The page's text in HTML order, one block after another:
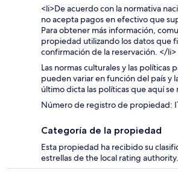
<li>De acuerdo con la normativa
no acepta pagos en efectivo que
Para obtener más información,
propiedad utilizando los datos que
confirmación de la reservación. </li>
Las normas culturales y las políticas
pueden variar en función del país y
último dicta las políticas que aquí se
Número de registro de propiedad:
Categoría de la propiedad
Esta propiedad ha recibido su
estrellas de the local rating authority.